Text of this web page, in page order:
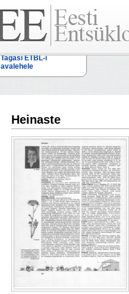
Tagasi ETBL-i
avalehele
Heinaste